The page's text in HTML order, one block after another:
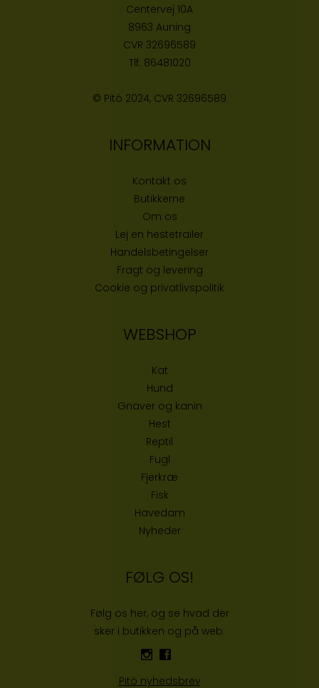
Centervej 10A
8963 Auning
CVR 32696589
Tlf: 86481020
© Pitó 2024, CVR 32696589
INFORMATION
Kontakt os
Butikkerne
Om os
Lej en hestetrailer
Handelsbetingelser
Fragt og levering
Cookie og privatlivspolitik
WEBSHOP
Kat
Hund
Gnaver og kanin
Hest
Reptil
Fugl
Fjerkræ
Fisk
Havedam
Nyheder
FØLG OS!
Følg os her, og se hvad der
sker i butikken og på web:
Pitó nyhedsbrev